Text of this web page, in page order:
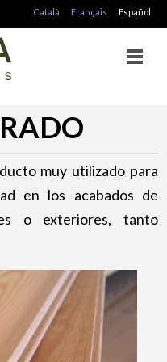
Català Français Español
muy utilizado para
en los acabados de
o exteriores, tanto